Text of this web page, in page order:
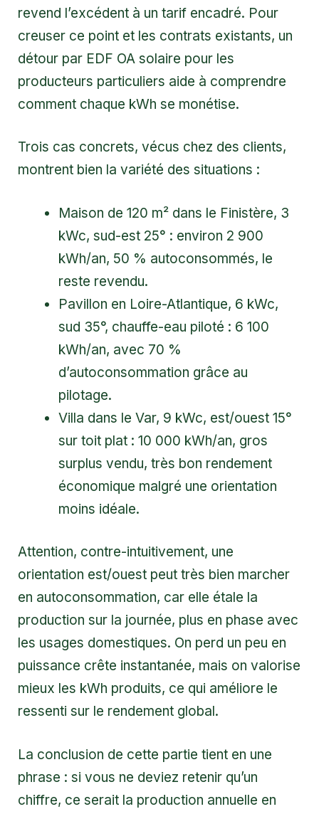
revend l’excédent à un tarif encadré. Pour
creuser ce point et les contrats existants, un
détour par EDF OA solaire pour les
producteurs particuliers aide à comprendre
comment chaque kWh se monétise.
Trois cas concrets, vécus chez des clients,
montrent bien la variété des situations :
Maison de 120 m² dans le Finistère, 3
kWc, sud-est 25° : environ 2 900
kWh/an, 50 % autoconsommés, le
reste revendu.
Pavillon en Loire-Atlantique, 6 kWc,
sud 35°, chauffe-eau piloté : 6 100
kWh/an, avec 70 %
d’autoconsommation grâce au
pilotage.
Villa dans le Var, 9 kWc, est/ouest 15°
sur toit plat : 10 000 kWh/an, gros
surplus vendu, très bon rendement
économique malgré une orientation
moins idéale.
Attention, contre-intuitivement, une
orientation est/ouest peut très bien marcher
en autoconsommation, car elle étale la
production sur la journée, plus en phase avec
les usages domestiques. On perd un peu en
puissance crête instantanée, mais on valorise
mieux les kWh produits, ce qui améliore le
ressenti sur le rendement global.
La conclusion de cette partie tient en une
phrase : si vous ne deviez retenir qu’un
chiffre, ce serait la production annuelle en